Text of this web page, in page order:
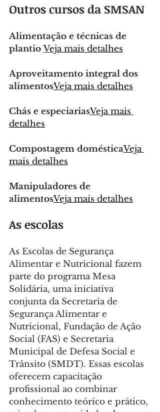
Outros cursos da SMSAN
Alimentação e técnicas de
plantio Veja mais detalhes
Aproveitamento integral dos
alimentosVeja mais detalhes
Chás e especiariasVeja mais
detalhes
Compostagem domésticaVeja
mais detalhes
Manipuladores de
alimentosVeja mais detalhes
As escolas
As Escolas de Segurança
Alimentar e Nutricional fazem
parte do programa Mesa
Solidária, uma iniciativa
conjunta da Secretaria de
Segurança Alimentar e
Nutricional, Fundação de Ação
Social (FAS) e Secretaria
Municipal de Defesa Social e
Trânsito (SMDT). Essas escolas
oferecem capacitação
profissional ao combinar
conhecimento teórico e prático,